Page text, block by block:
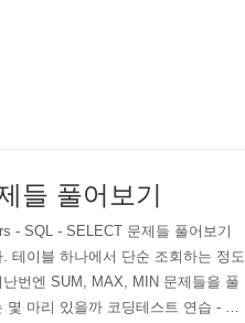
들 풀어보기
- SQL - SELECT 문제들 풀어보기
테이블 하나에서 단순 조회하는 정도
번엔 SUM, MAX, MIN 문제들을 풀
마리 있을까 코딩테스트 연습 - 고